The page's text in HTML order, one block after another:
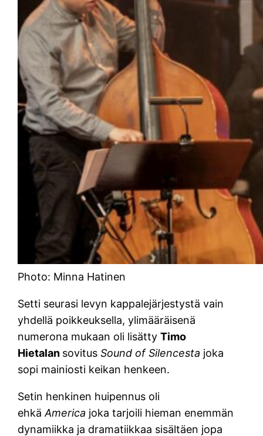
Photo: Minna Hatinen
Setti seurasi levyn kappalejärjestystä vain
yhdellä poikkeuksella, ylimääräisenä
numerona mukaan oli lisättyTimo
Hietalan sovitusSound of Silencesta joka
sopi mainiosti keikan henkeen.
Setin henkinen huipennus oli
ehkäAmerica joka tarjoili hieman enemmän
dynamiikka ja dramatiikkaa sisältäen jopa